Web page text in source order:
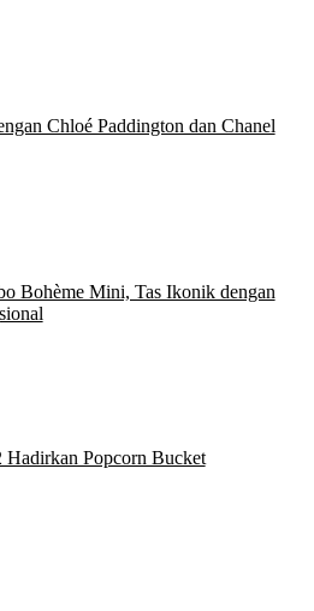
Chloé Paddington dan Chanel
Bohème Mini, Tas Ikonik dengan
Hadirkan Popcorn Bucket